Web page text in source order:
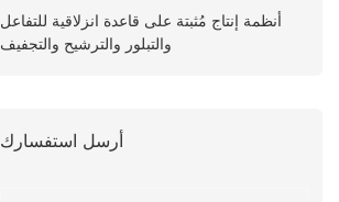
أنظمة إنتاج مُثبتة على قاعدة انزلاقية للتفاعل
والتبلور والترشيح والتجفيف
أرسل استفسارك